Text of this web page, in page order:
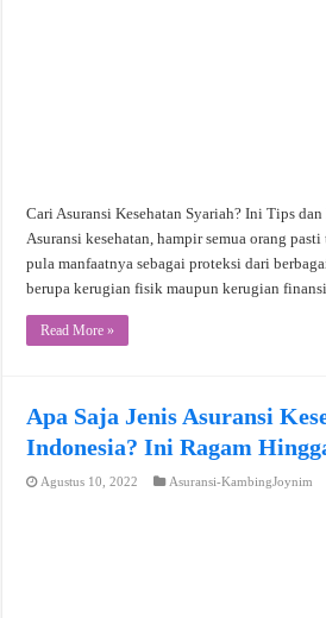
Cari Asuransi Kesehatan Syariah? Ini Tips
Asuransi kesehatan, hampir semua orang
pula manfaatnya sebagai proteksi dari
berupa kerugian fisik maupun kerugian
Read More »
Apa Saja Jenis Asuransi
Indonesia? Ini Ragam
Agustus 10, 2022 Asuransi-KambingJoynim